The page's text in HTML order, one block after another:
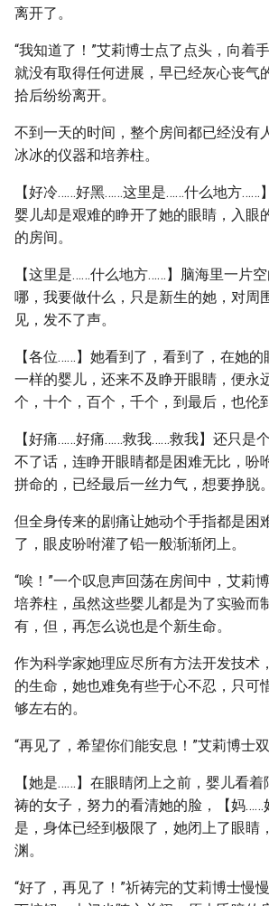
离开了。
“我知道了！”艾莉博士点了点头，向着
就没有取得任何进展，早已经灰心丧气
拾后纷纷离开。
不到一天的时间，整个房间都已经没有
冰冰的仪器和培养柱。
【好冷……好黑……这里是……什么地方……
婴儿却是艰难的睁开了她的眼睛，入眼
的房间。
【这里是……什么地方……】脑海里一片
哪，我要做什么，只是新生的她，对周
见，发不了声。
【各位……】她看到了，看到了，在她
一样的婴儿，还来不及睁开眼睛，便永
个，十个，百个，千个，到最后，也伦
【好痛……好痛……救我……救我】还只是
不了话，连睁开眼睛都是困难无比，吩
拼命的，已经最后一丝力气，想要挣脱。
但全身传来的剧痛让她动个手指都是困
了，眼皮吩咐灌了铅一般渐渐闭上。
“唉！”一个叹息声回荡在房间中，艾莉
培养柱，虽然这些婴儿都是为了实验而
有，但，再怎么说也是个新生命。
作为科学家她理应尽所有方法开发技术
的生命，她也难免有些于心不忍，只可
够左右的。
“再见了，希望你们能安息！”艾莉博士
【她是……】在眼睛闭上之前，婴儿看
祷的女子，努力的看清她的脸，【妈……
是，身体已经到极限了，她闭上了眼睛
渊。
“好了，再见了！”祈祷完的艾莉博士慢